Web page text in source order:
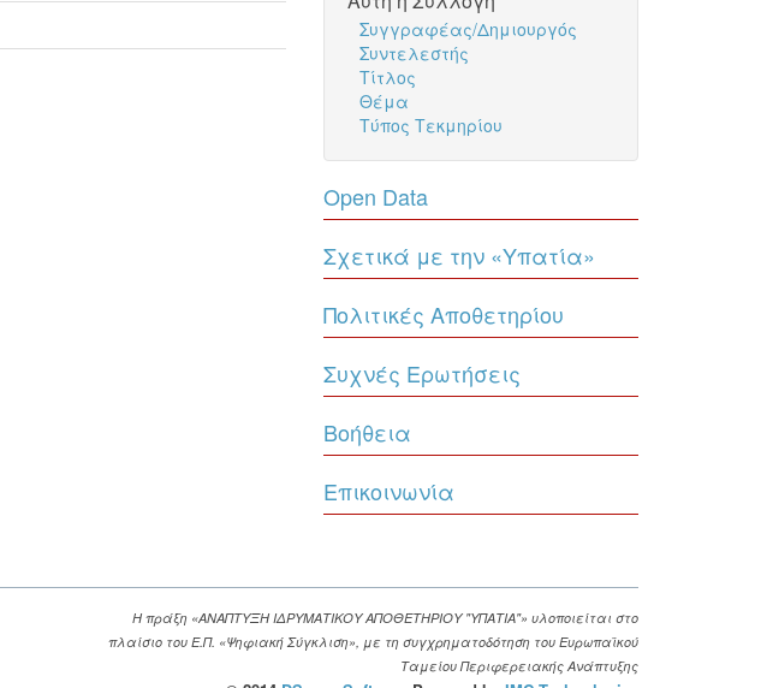
Συγγραφέας/Δημιουργός
Συντελεστής
Τίτλος
Θέμα
Τύπος Τεκμηρίου
Open Data
Σχετικά με την «Υπατία»
Πολιτικές Αποθετηρίου
Συχνές Ερωτήσεις
Βοήθεια
Επικοινωνία
Η πράξη «ΑΝΑΠΤΥΞΗ ΙΔΡΥΜΑΤΙΚΟΥ ΑΠΟΘΕΤΗΡΙΟΥ "ΥΠΑΤΙΑ"» υλοποιείται στο
πλαίσιο του Ε.Π. «Ψηφιακή Σύγκλιση», με τη συγχρηματοδότηση του Ευρωπαϊκού
Ταμείου Περιφερειακής Ανάπτυξης